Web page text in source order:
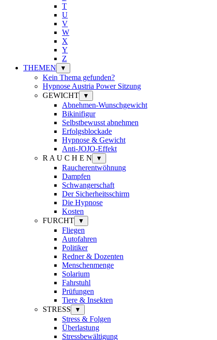
T
U
V
W
X
Y
Z
THEMEN
▼
Kein Thema gefunden?
Hypnose Austria Power Sitzung
GEWICHT
▼
Abnehmen-Wunschgewicht
Bikinifigur
Selbstbewusst abnehmen
Erfolgsblockade
Hypnose & Gewicht
Anti-JOJO-Effekt
R A U C H E N
▼
Raucherentwöhnung
Dampfen
Schwangerschaft
Der Sicherheitsschirm
Die Hypnose
Kosten
FURCHT
▼
Fliegen
Autofahren
Politiker
Redner & Dozenten
Menschenmenge
Solarium
Fahrstuhl
Prüfungen
Tiere & Insekten
STRESS
▼
Stress & Folgen
Überlastung
Stressbewältigung